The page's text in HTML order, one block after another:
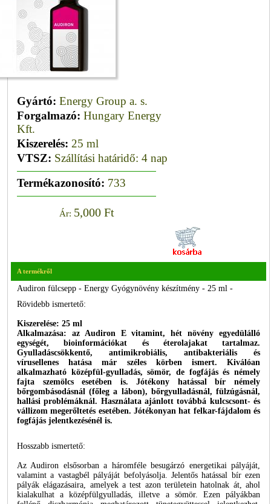
Gyártó: Energy Group a. s.
Forgalmazó: Hungary Energy
Kft.
Kiszerelés: 25 ml
VTSZ: Szállítási határidő: 4 nap
Termékazonosító: 733
Ár: 5,000 Ft
A termékről
Audiron fülcsepp - Energy Gyógynövény készítmény - 25 ml -
Rövidebb ismertető:
Kiszerelése: 25 ml
Alkalmazása: az Audiron E vitamint, hét növény egyedülálló
egységét, bioinformációkat és éterolajakat tartalmaz.
Gyulladáscsökkentő, antimikrobiális, antibakteriális és
vírusellenes hatása már széles körben ismert. Kiválóan
alkalmazható középfül-gyulladás, sömör, de fogfájás és némely
fajta szemölcs esetében is. Jótékony hatással bír némely
bőrgombásodásnál (főleg a lábon), bőrgyulladásnál, fülzúgásnál,
hallási problémáknál. Használata ajánlott továbbá kulcscsont- és
vállizom megerőltetés esetében. Jótékonyan hat felkar-fájdalom és
fogfájás jelentkezésénél is.
Hosszabb ismertető:
Az Audiron elsősorban a háromféle besugárzó energetikai pályáját,
valamint a vastagbél pályáját befolyásolja. Jelentős hatással bír ezen
pályák elágazásaira, amelyek a test azon területein hatolnak át, ahol
kialakulhat a középfülgyulladás, illetve a sömör. Ezen pályákban